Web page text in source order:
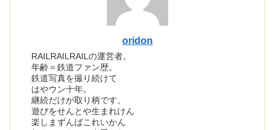
oridon
RAILRAILRAILの運営者。
年齢＝鉄道ファン歴。
鉄道写真を撮り続けて
はやウン十年。
継続だけが取り柄です。
遊びをせんとや生まれけん
楽しまずんばこれいかん